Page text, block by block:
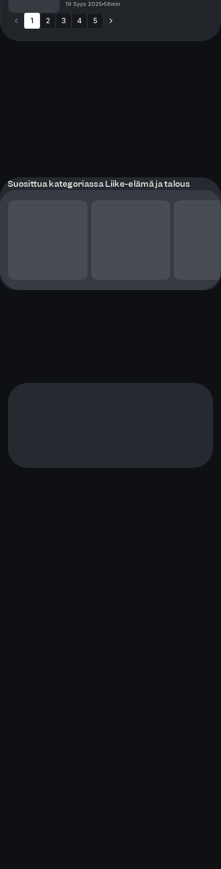
nästa vecka. Han berättar om resan från start till
miljardbolag, IPO:n, konkurrensen på nätapote...
19 Syys 2025 58min
1 2 3 4 5
Suosittua kategoriassa Liike-elämä ja talous